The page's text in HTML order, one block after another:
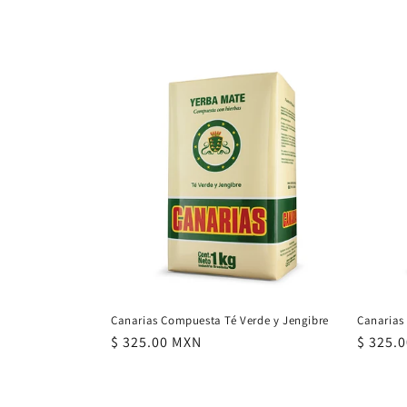
Canarias Compuesta Té Verde y Jengibre
Precio
$ 325.00 MXN
Canarias
Precio
$